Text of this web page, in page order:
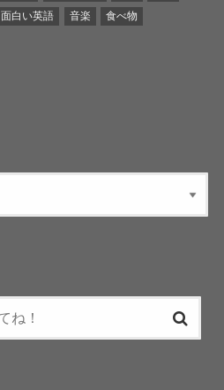
面白い英語 音楽 食べ物